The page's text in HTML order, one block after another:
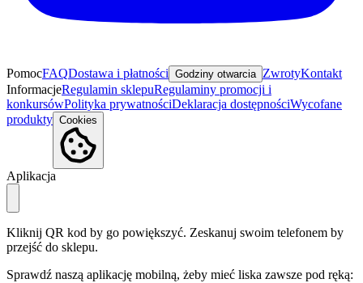
PomocFAQDostawa i płatności Godziny otwarcia ZwrotyKontakt
InformacjeRegulamin sklepuRegulaminy promocji i
konkursówPolityka prywatnościDeklaracja dostępnościWycofane
produkty Cookies
Aplikacja
Kliknij QR kod by go powiększyć. Zeskanuj swoim telefonem by
przejść do sklepu.
Sprawdź naszą aplikację mobilną, żeby mieć liska zawsze pod ręką: